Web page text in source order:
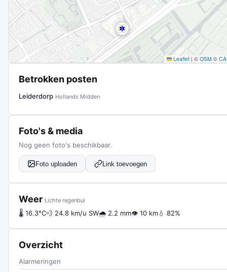
Leaflet | © OSM ©
Betrokken posten
Leiderdorp Hollands Midden
Foto's & media
Nog geen foto's beschikbaar.
Foto uploaden Link toevoegen
Weer Lichte regenbui
🌡 16.3°C💨 24.8 km/u SW🌧 2.2 mm👁 10 km💧 82%
Overzicht
Alarmeringen